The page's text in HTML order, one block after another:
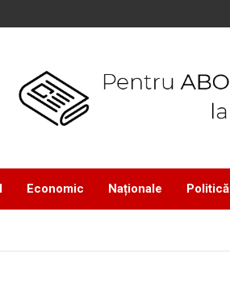
Economic Naționale Politică